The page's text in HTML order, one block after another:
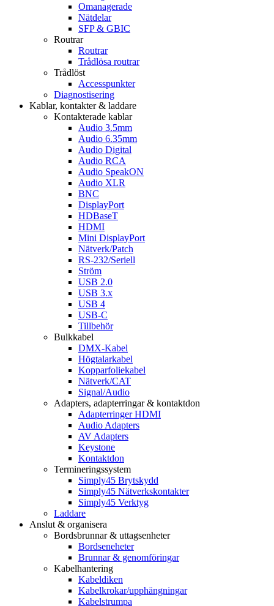
Omanagerade
Nätdelar
SFP & GBIC
Routrar
Routrar
Trådlösa routrar
Trådlöst
Accesspunkter
Diagnostisering
Kablar, kontakter & laddare
Kontakterade kablar
Audio 3.5mm
Audio 6.35mm
Audio Digital
Audio RCA
Audio SpeakON
Audio XLR
BNC
DisplayPort
HDBaseT
HDMI
Mini DisplayPort
Nätverk/Patch
RS-232/Seriell
Ström
USB 2.0
USB 3.x
USB 4
USB-C
Tillbehör
Bulkkabel
DMX-Kabel
Högtalarkabel
Kopparfoliekabel
Nätverk/CAT
Signal/Audio
Adapters, adapterringar & kontaktdon
Adapterringer HDMI
Audio Adapters
AV Adapters
Keystone
Kontaktdon
Termineringssystem
Simply45 Brytskydd
Simply45 Nätverkskontakter
Simply45 Verktyg
Laddare
Anslut & organisera
Bordsbrunnar & uttagsenheter
Bordseneheter
Brunnar & genomföringar
Kabelhantering
Kabeldiken
Kabelkrokar/upphängningar
Kabelstrumpa